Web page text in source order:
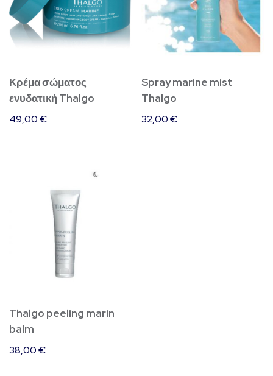
Κρέμα σώματος
ενυδατική Thalgo
49,00€
Spray marine mist
Thalgo
32,00€
Thalgo peeling marin
balm
38,00€